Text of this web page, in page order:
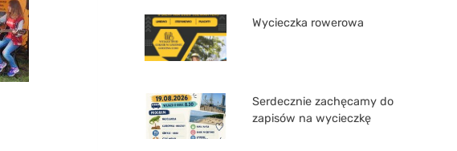
Wycieczka rowerowa
Serdecznie zachęcamy do
zapisów na wycieczkę